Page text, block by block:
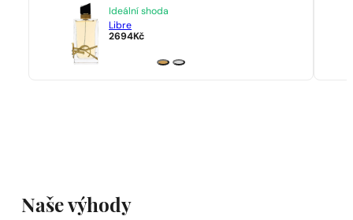
Ideální shoda
Libre
2694Kč
Naše výhody